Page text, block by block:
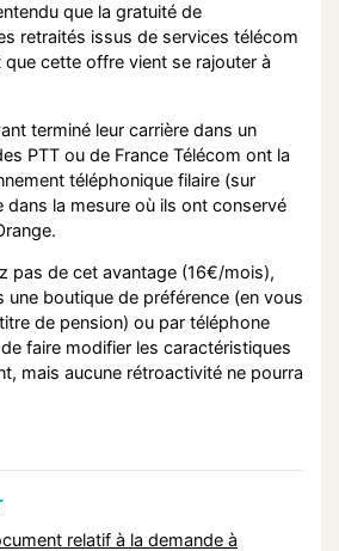
que la gratuité de
retraités issus de services télécom
que cette offre vient se rajouter à
terminé leur carrière dans un
PTT ou de France Télécom ont la
téléphonique filaire (sur
dans la mesure où ils ont conservé
pas de cet avantage (16€/mois),
une boutique de préférence (en vous
de pension) ou par téléphone
faire modifier les caractéristiques
mais aucune rétroactivité ne pourra
relatif à la demande à